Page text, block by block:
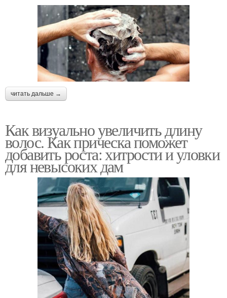
читать дальше →
Как визуально увеличить длину
волос. Как прическа поможет
добавить роста: хитрости и уловки
для невысоких дам